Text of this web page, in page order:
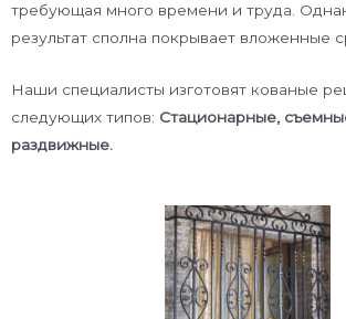
требующая много времени и труда.
результат сполна покрывает вложенные
Наши специалисты изготовят кованые
следующих типов: Стационарные,
раздвижные.